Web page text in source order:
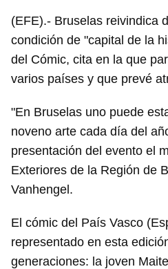
(EFE).- Bruselas reivindica
condición de "capital de la
del Cómic, cita en la que
varios países y que prevé
"En Bruselas uno puede
noveno arte cada día del
presentación del evento el
Exteriores de la Región de
Vanhengel.
El cómic del País Vasco
representado en esta
generaciones: la joven